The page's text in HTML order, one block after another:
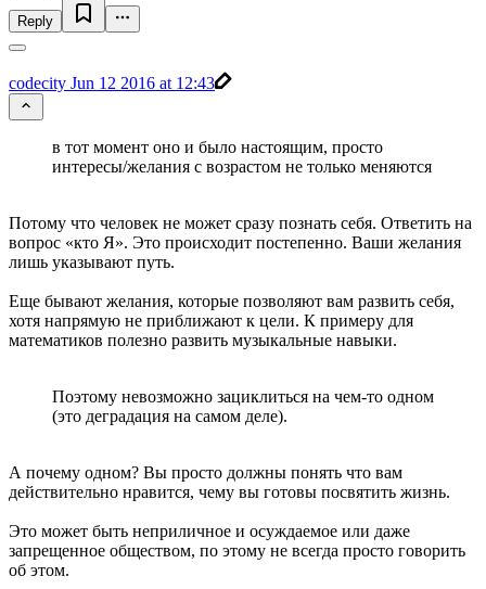
Reply
codecity Jun 12 2016 at 12:43
в тот момент оно и было настоящим, просто
интересы/желания с возрастом не только меняются
Потому что человек не может сразу познать себя. Ответить на
вопрос «кто Я». Это происходит постепенно. Ваши желания
лишь указывают путь.
Еще бывают желания, которые позволяют вам развить себя,
хотя напрямую не приближают к цели. К примеру для
математиков полезно развить музыкальные навыки.
Поэтому невозможно зациклиться на чем-то одном
(это деградация на самом деле).
А почему одном? Вы просто должны понять что вам
действительно нравится, чему вы готовы посвятить жизнь.
Это может быть неприличное и осуждаемое или даже
запрещенное обществом, по этому не всегда просто говорить
об этом.